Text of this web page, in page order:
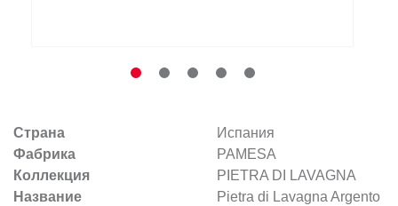
Страна
Испания
Фабрика
PAMESA
Коллекция
PIETRA DI LAVAGNA
Название
Pietra di Lavagna Argento